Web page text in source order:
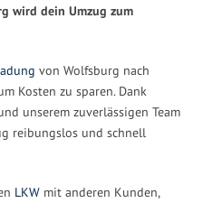
wird dein Umzug zum
von Wolfsburg nach
Kosten zu sparen. Dank
unserem zuverlässigen Team
reibungslos und schnell
LKW mit anderen Kunden,